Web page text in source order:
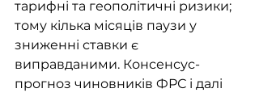
тарифні та геополітичні ризики;
тому кілька місяців паузи у
зниженні ставки є
виправданими. Консенсус-
прогноз чиновників ФРС і далі